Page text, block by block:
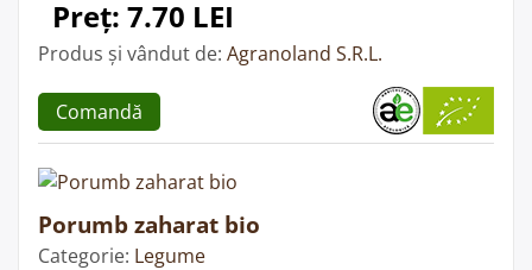
Preț: 7.70 LEI
Produs și vândut de: Agranoland S.R.L.
Comandă
Porumb zaharat bio
Categorie: Legume